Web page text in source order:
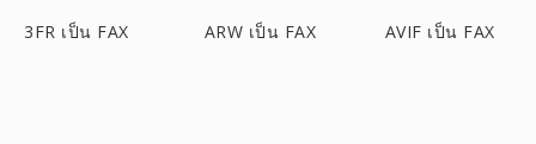
3FR เป็น FAX ARW เป็น FAX AVIF เป็น FAX